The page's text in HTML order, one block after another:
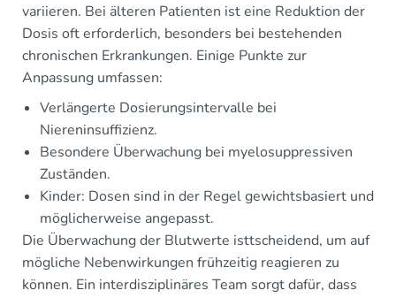
variieren. Bei älteren Patienten ist eine Reduktion der
Dosis oft erforderlich, besonders bei bestehenden
chronischen Erkrankungen. Einige Punkte zur
Anpassung umfassen:
Verlängerte Dosierungsintervalle bei
Niereninsuffizienz.
Besondere Überwachung bei myelosuppressiven
Zuständen.
Kinder: Dosen sind in der Regel gewichtsbasiert und
möglicherweise angepasst.
Die Überwachung der Blutwerte isttscheidend, um auf
mögliche Nebenwirkungen frühzeitig reagieren zu
können. Ein interdisziplinäres Team sorgt dafür, dass